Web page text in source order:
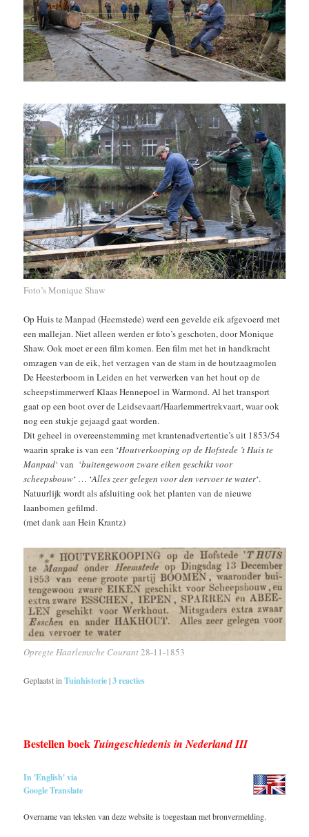
Foto’s Monique Shaw
Op Huis te Manpad (Heemstede) werd een gevelde eik afgevoerd met
een mallejan. Niet alleen werden er foto’s geschoten, door Monique
Shaw. Ook moet er een film komen. Een film met het in handkracht
omzagen van de eik, het verzagen van de stam in de houtzaagmolen
De Heesterboom in Leiden en het verwerken van het hout op de
scheepstimmerwerf Klaas Hennepoel in Warmond. Al het transport
gaat op een boot over de Leidsevaart/Haarlemmertrekvaart, waar ook
nog een stukje gejaagd gaat worden.
Dit geheel in overeenstemming met krantenadvertentie’s uit 1853/54
waarin sprake is van een ‘Houtverkooping op de Hofstede ’t Huis te
Manpad‘ van ‘buitengewoon zware eiken geschikt voor
scheepsbouw‘ … ‘Alles zeer gelegen voor den vervoer te water‘.
Natuurlijk wordt als afsluiting ook het planten van de nieuwe
laanbomen gefilmd.
(met dank aan Hein Krantz)
Opregte Haarlemsche Courant28-11-1853
Geplaatst in Tuinhistorie|3reacties
Bestellen boek Tuingeschiedenis in Nederland III
In 'English' via
Google Translate
Overname van teksten van deze website is toegestaan met bronvermelding.